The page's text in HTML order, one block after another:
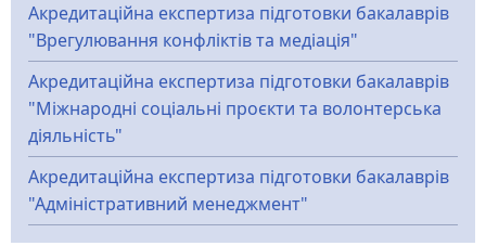
Акредитаційна експертиза підготовки бакалаврів
"Врегулювання конфліктів та медіація"
Акредитаційна експертиза підготовки бакалаврів
"Міжнародні соціальні проєкти та волонтерська
діяльність"
Акредитаційна експертиза підготовки бакалаврів
"Адміністративний менеджмент"